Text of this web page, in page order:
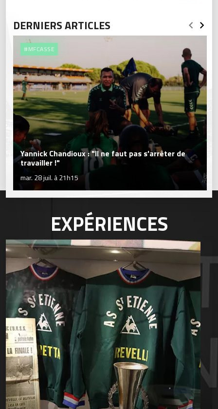
DERNIERS ARTICLES
#MFCASSE
Yannick Chandioux : "Il ne faut pas s'arrêter de
travailler !"
mar. 28 juil. à 21h15
EXPÉRIENCES